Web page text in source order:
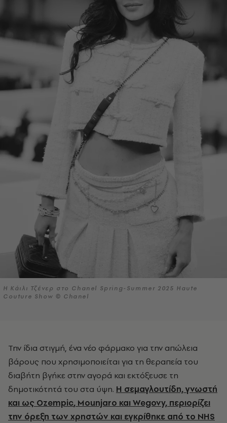
Η Κάιλι Τζένερ στο Chanel Spring-Summer 2025 Haute
Couture Show © Chanel
Την ίδια στιγμή, ένα νέο φάρμακο για την απώλεια
βάρους που χρησιμοποιείται για τη θεραπεία του
διαβήτη βγήκε στην αγορά και εκτόξευσε τη
δημοτικότητά του στα ύψη. Η σεμαγλουτίδη, γνωστή
και ως Ozempic, Mounjaro και Wegovy, περιορίζει
την όρεξη των χρηστών και εγκρίθηκε από το NHS